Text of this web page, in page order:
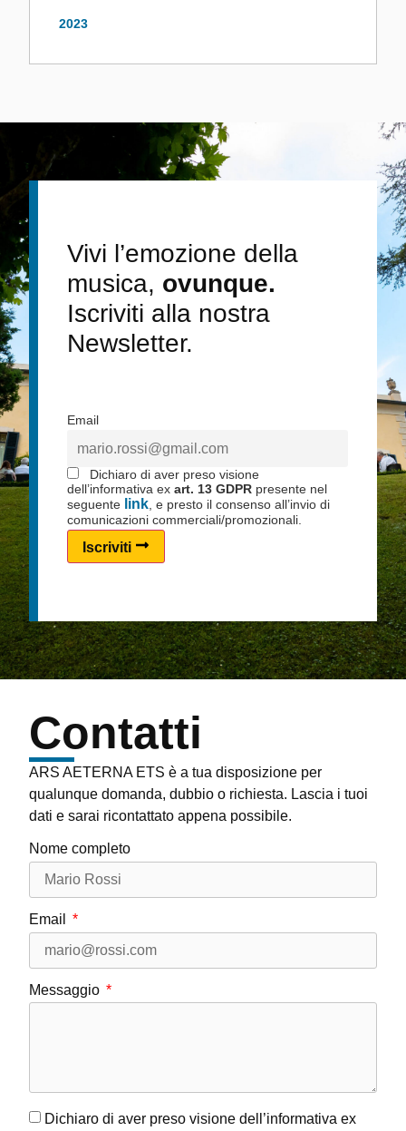
2023
Vivi l’emozione della
musica, ovunque.
Iscriviti alla nostra
Newsletter.
Email
Dichiaro di aver preso visione
dell’informativa ex art. 13 GDPR presente nel
seguente link , e presto il consenso all’invio di
comunicazioni commerciali/promozionali.
Iscriviti
Contatti
ARS AETERNA ETS è a tua disposizione per
qualunque domanda, dubbio o richiesta. Lascia i tuoi
dati e sarai ricontattato appena possibile.
Nome completo
Email
Messaggio
Dichiaro di aver preso visione dell’informativa ex